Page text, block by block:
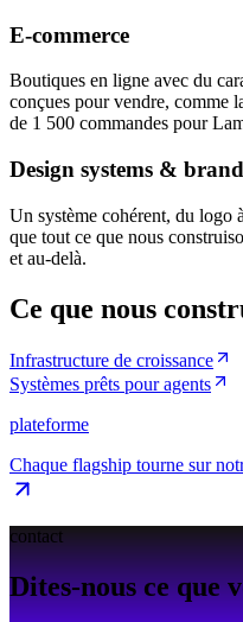
E-commerce
Boutiques en ligne avec du
conçues pour vendre, comme
de 1 500 commandes pour
Design systems &
Un système cohérent, du logo
que tout ce que nous
et au-delà.
Ce que nous
Infrastructure de croissance
Systèmes prêts pour agents
plateforme
Chaque flagship tourne sur
contact
Dites-nous ce que